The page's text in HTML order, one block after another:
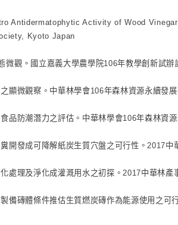
Antidermatophytic Activity of Wood
Kyoto Japan
觀。國立嘉義大學農學院106年教學創新試辦
顯微觀察。中華林學會106年森林資源永續發展
品防潮潛力之評估。中華林學會106年森林資源
開發成可降解紙炭生質穴盤之可行性。2017中
處理及淨化成灌溉用水之初探。2017中華林產
備磚體條件推估生質燃炭磚作為能源使用之可